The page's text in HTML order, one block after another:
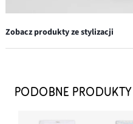
Zobacz produkty ze stylizacji
64,99 zł
PODOBNE PRODUKTY